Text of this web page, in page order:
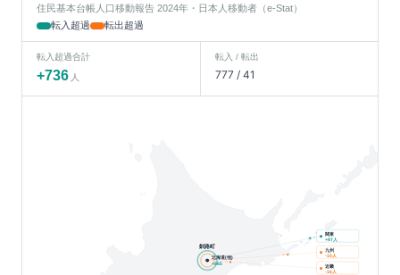
住民基本台帳人口移動報告 2024年・日本人移動者（e-Stat）
転入超過
転出超過
転入超過合計
+736 人
転入 / 転出
777 / 41
北海道(他)
+665
釧路町
関東
+97人
九州
-10人
近畿
-16人